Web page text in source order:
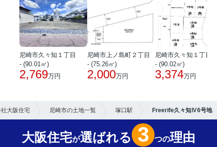
尼崎市久々知１丁目
- (90.01㎡)
2,769万円
尼崎市上ノ島町２丁目
- (75.26㎡)
2,000万円
尼崎市久々知１丁目
- (90.02㎡)
3,374万円
大阪住宅 尼崎市の土地一覧 塚口駅 Freerife久々知Ⅳ6号地
大阪住宅が選ばれる 3 つの理由